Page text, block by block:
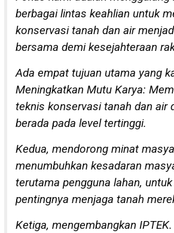
berbagai lintas keahlian untuk
konservasi tanah dan air
bersama demi kesejahteraan
Ada empat tujuan utama yang
Meningkatkan Mutu Karya:
teknis konservasi tanah dan air
berada pada level tertinggi.
Kedua, mendorong minat
menumbuhkan kesadaran
terutama pengguna lahan,
pentingnya menjaga tanah
Ketiga, mengembangkan